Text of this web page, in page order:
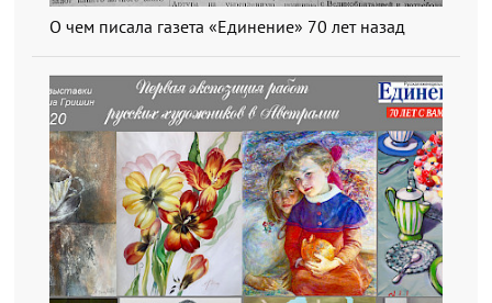
О чем писала газета «Единение» 70 лет назад